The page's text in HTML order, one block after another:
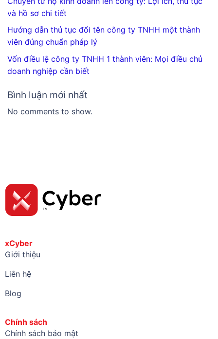
và hồ sơ chi tiết
Hướng dẫn thủ tục đổi tên công ty TNHH một thành
viên đúng chuẩn pháp lý
Vốn điều lệ công ty TNHH 1 thành viên: Mọi điều chủ
doanh nghiệp cần biết
Bình luận mới nhất
No comments to show.
xCyber
Giới thiệu
Liên hệ
Blog
Chính sách
Chính sách bảo mật